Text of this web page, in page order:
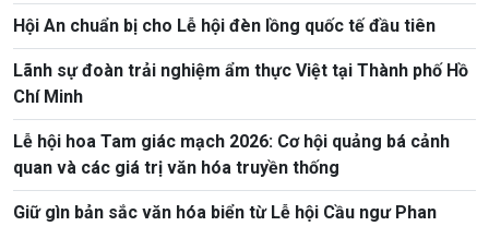
Hội An chuẩn bị cho Lễ hội đèn lồng quốc tế đầu tiên
Lãnh sự đoàn trải nghiệm ẩm thực Việt tại Thành phố Hồ
Chí Minh
Lễ hội hoa Tam giác mạch 2026: Cơ hội quảng bá cảnh
quan và các giá trị văn hóa truyền thống
Giữ gìn bản sắc văn hóa biển từ Lễ hội Cầu ngư Phan